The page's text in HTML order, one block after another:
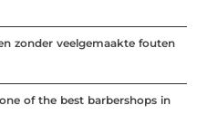
zonder veelgemaakte fouten
of the best barbershops in